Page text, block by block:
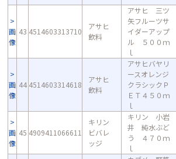
画
像
43 4514603313710
アサヒ
飲料
アサヒ 三ツ
矢フルーツサ
イダーアップ
ル ５００ｍ
ｌ
画
像
44 4514603314618
アサヒ
飲料
アサヒバヤリ
ースオレンジ
クラシックＰ
ＥＴ４５０ｍ
ｌ
画
像
45 4909411066611
キリン
ビバレ
ッジ
キリン 小岩
井 純水ぶど
う ４７０ｍ
ｌ